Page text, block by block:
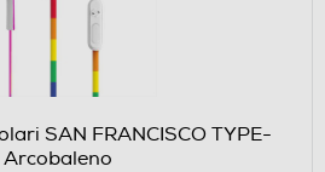
SAN FRANCISCO TYPE-